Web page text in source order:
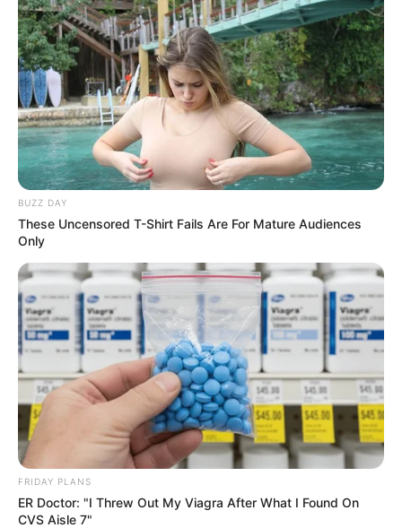
incluir cuotas anuales elevadas y tasas de
interés importantes si no se manejan
correctamente.
BUZZ DAY
These Uncensored T-Shirt Fails Are For Mature Audiences
Only
FRIDAY PLANS
ER Doctor: "I Threw Out My Viagra After What I Found On
CVS Aisle 7"